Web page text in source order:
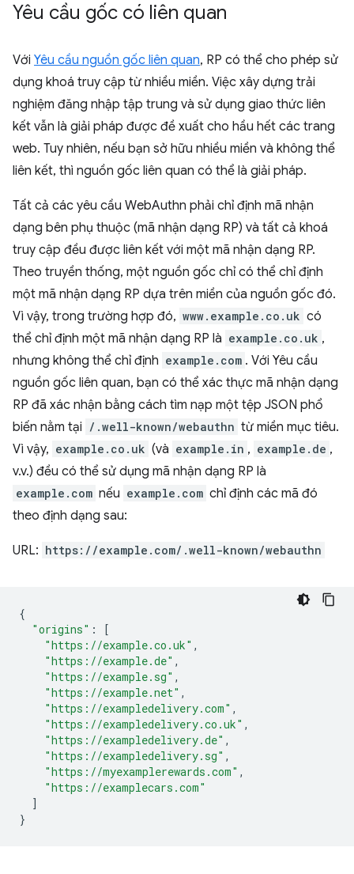
Yêu cầu gốc có liên quan
Với Yêu cầu nguồn gốc liên quan, RP có thể cho phép sử
dụng khoá truy cập từ nhiều miền. Việc xây dựng trải
nghiệm đăng nhập tập trung và sử dụng giao thức liên
kết vẫn là giải pháp được đề xuất cho hầu hết các trang
web. Tuy nhiên, nếu bạn sở hữu nhiều miền và không thể
liên kết, thì nguồn gốc liên quan có thể là giải pháp.
Tất cả các yêu cầu WebAuthn phải chỉ định mã nhận
dạng bên phụ thuộc (mã nhận dạng RP) và tất cả khoá
truy cập đều được liên kết với một mã nhận dạng RP.
Theo truyền thống, một nguồn gốc chỉ có thể chỉ định
một mã nhận dạng RP dựa trên miền của nguồn gốc đó.
Vì vậy, trong trường hợp đó, www.example.co.uk có
thể chỉ định một mã nhận dạng RP là example.co.uk ,
nhưng không thể chỉ định example.com . Với Yêu cầu
nguồn gốc liên quan, bạn có thể xác thực mã nhận dạng
RP đã xác nhận bằng cách tìm nạp một tệp JSON phổ
biến nằm tại /.well-known/webauthn từ miền mục tiêu.
Vì vậy, example.co.uk (và example.in , example.de ,
v.v.) đều có thể sử dụng mã nhận dạng RP là
example.com nếu example.com chỉ định các mã đó
theo định dạng sau:
URL: https://example.com/.well-known/webauthn
{
"origins" :
[
"https://example.co.uk" ,
"https://example.de" ,
"https://example.sg" ,
"https://example.net" ,
"https://exampledelivery.com" ,
"https://exampledelivery.co.uk" ,
"https://exampledelivery.de" ,
"https://exampledelivery.sg" ,
"https://myexamplerewards.com" ,
"https://examplecars.com"
]
}